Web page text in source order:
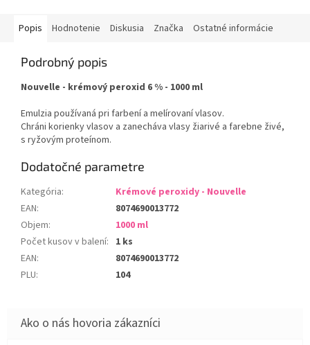
Popis Hodnotenie Diskusia Značka Ostatné informácie
Podrobný popis
Nouvelle - krémový peroxid 6 % - 1000 ml
Emulzia používaná pri farbení a melírovaní vlasov.
Chráni korienky vlasov a zanecháva vlasy žiarivé a farebne živé,
s ryžovým proteínom.
Dodatočné parametre
Kategória:
Krémové peroxidy - Nouvelle
EAN:
8074690013772
Objem:
1000 ml
Počet kusov v balení: 1 ks
EAN:
8074690013772
PLU: 104